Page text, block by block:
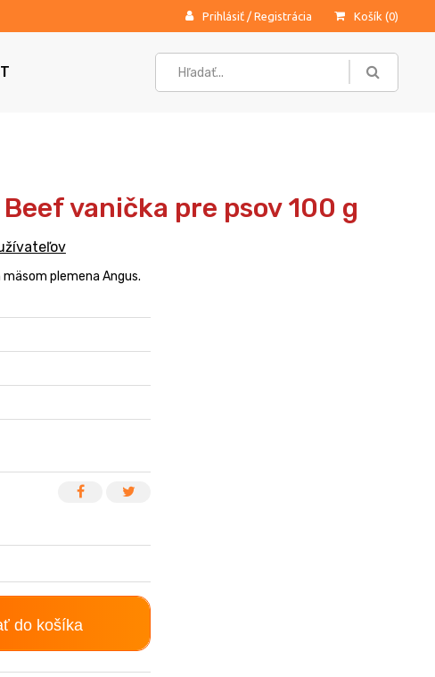
Prihlásiť / Registrácia Košík (0)
vanička pre psov 100 g
plemena Angus.
do košíka